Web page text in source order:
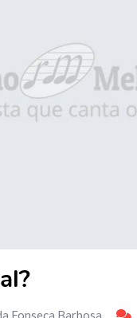
Fonseca Barbosa